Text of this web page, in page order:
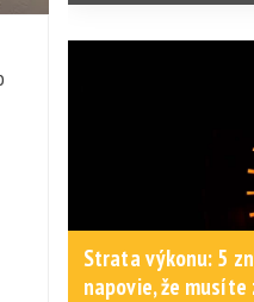
Strata výkonu: 5
napovie, že musíte